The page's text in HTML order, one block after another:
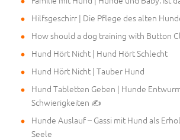
Hilfsgeschirr | Die Pflege des alten
How should a dog training with Button
Hund Hört Nicht | Hund Hört Schlecht
Hund Hört Nicht | Tauber Hund
Hund Tabletten Geben | Hunde
Schwierigkeiten ✍
Hunde Auslauf – Gassi mit Hund als
Seele